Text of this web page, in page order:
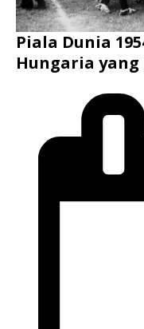
Piala Dunia
Hungaria